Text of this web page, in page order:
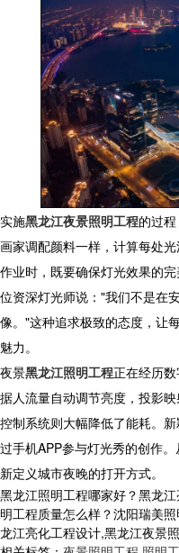
实施黑龙江夜景照明工程的过
画家调配颜料一样，计算每处
作业时，既要确保灯光效果的
位资深灯光师说："我们不是在
像。"这种追求极致的态度，让
魅力。
夜景黑龙江照明工程正在经历
据人流量自动调节亮度，投影
控制系统则大幅降低了能耗。
过手机APP参与灯光秀的创作
新定义城市夜晚的打开方式。
黑龙江照明工程哪家好？黑龙
明工程质量怎么样？沈阳瑞美
龙江亮化工程设计,黑龙江夜景